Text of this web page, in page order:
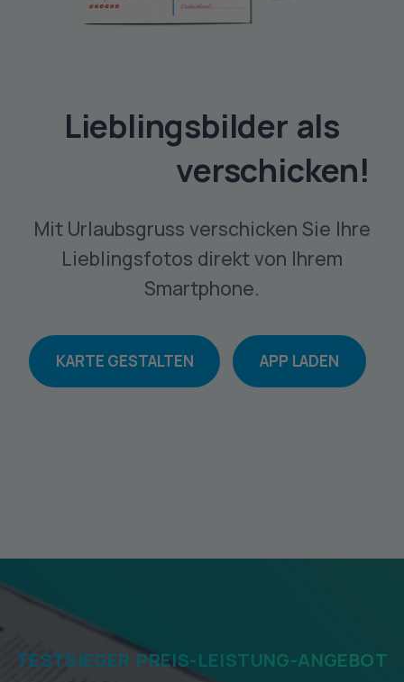
Lieblingsbilder als
verschicken!
Mit Urlaubsgruss verschicken Sie Ihre
Lieblingsfotos direkt von Ihrem
Smartphone.
KARTE GESTALTEN APP LADEN
TESTSIEGER PREIS-LEISTUNG-ANGEBOT